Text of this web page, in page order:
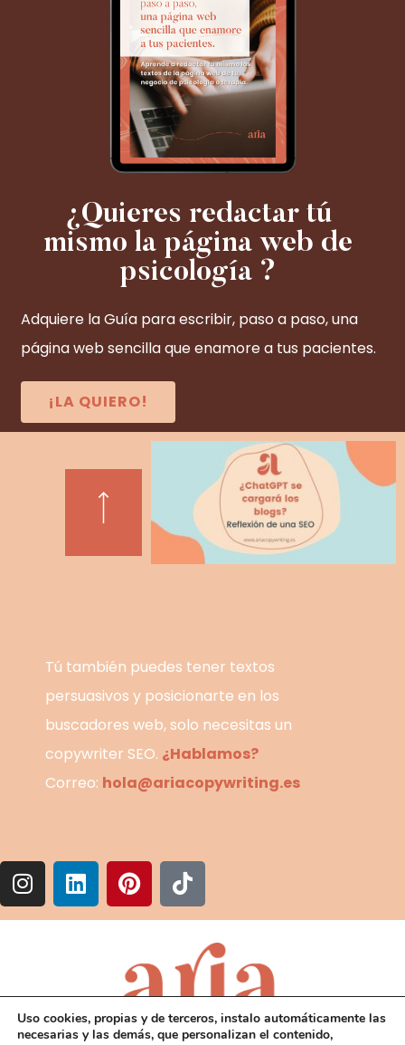
¿Quieres redactar tú
mismo la página web de
psicología ?
Adquiere la Guía para escribir, paso a paso, una
página web sencilla que enamore a tus pacientes.
¡LA QUIERO!
Tú también puedes tener textos
persuasivos y posicionarte en los
buscadores web, solo necesitas un
copywriter SEO. ¿Hablamos?
Correo: hola@ariacopywriting.es
Uso cookies, propias y de terceros, instalo automáticamente las
necesarias y las demás, que personalizan el contenido,